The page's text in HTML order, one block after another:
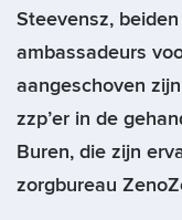
Steevensz,
ambassadeurs
aangeschoven
zzp’er in de
Buren, die zijn
zorgbureau